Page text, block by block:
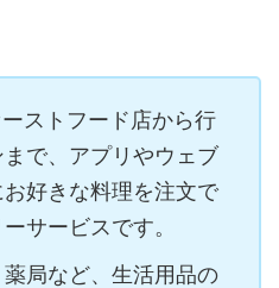
ストフード店から行
で、アプリやウェブ
好きな料理を注文で
サービスです。
局など、生活用品の